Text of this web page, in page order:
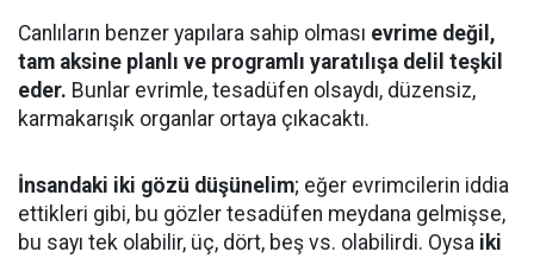
Canlıların benzer yapılara sahip olması evrime değil,
tam aksine planlı ve programlı yaratılışa delil teşkil
eder. Bunlar evrimle, tesadüfen olsaydı, düzensiz,
karmakarışık organlar ortaya çıkacaktı.
İnsandaki iki gözü düşünelim; eğer evrimcilerin iddia
ettikleri gibi, bu gözler tesadüfen meydana gelmişse,
bu sayı tek olabilir, üç, dört, beş vs. olabilirdi. Oysa iki